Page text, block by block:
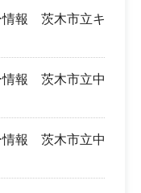
情報 茨木市立キ
情報 茨木市立中
情報 茨木市立中